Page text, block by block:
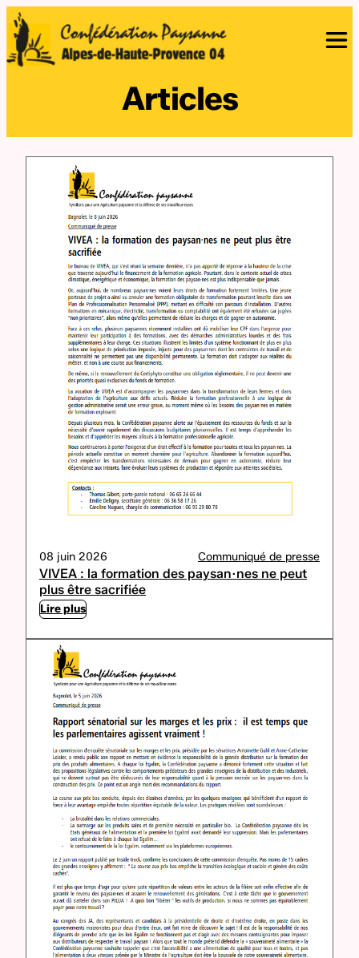
Articles
08 juin 2026 Communiqué de presse
VIVEA : la formation des paysan·nes ne peut
plus être sacrifiée
Lire plus